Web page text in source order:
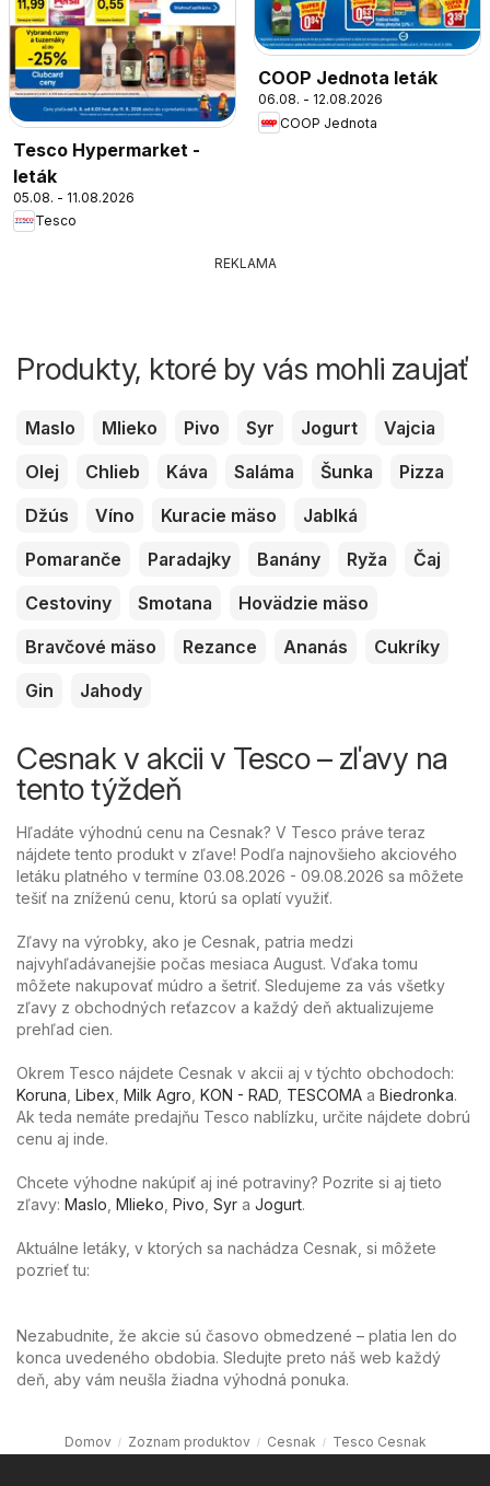
Tesco Hypermarket -
leták
05.08. - 11.08.2026
Tesco
COOP Jednota leták
06.08. - 12.08.2026
COOP Jednota
REKLAMA
Produkty, ktoré by vás mohli zaujať
Maslo Mlieko Pivo Syr Jogurt
Vajcia
Olej
Chlieb Káva Saláma Šunka
Pizza
Džús
Víno Kuracie mäso
Jablká
Pomaranče
Paradajky Banány Ryža
Čaj
Cestoviny
Smotana
Hovädzie mäso
Bravčové mäso
Rezance Ananás
Cukríky
Gin
Jahody
Cesnak v akcii v Tesco – zľavy na
tento týždeň
Hľadáte výhodnú cenu na Cesnak? V Tesco práve teraz
nájdete tento produkt v zľave! Podľa najnovšieho akciového
letáku platného v termíne 03.08.2026 - 09.08.2026 sa môžete
tešiť na zníženú cenu, ktorú sa oplatí využiť.
Zľavy na výrobky, ako je Cesnak, patria medzi
najvyhľadávanejšie počas mesiaca August. Vďaka tomu
môžete nakupovať múdro a šetriť. Sledujeme za vás všetky
zľavy z obchodných reťazcov a každý deň aktualizujeme
prehľad cien.
Okrem Tesco nájdete Cesnak v akcii aj v týchto obchodoch:
Koruna Libex Milk Agro KON - RAD TESCOMA a Biedronka.
Ak teda nemáte predajňu Tesco nablízku, určite nájdete dobrú
cenu aj inde.
Chcete výhodne nakúpiť aj iné potraviny? Pozrite si aj tieto
zľavy: Maslo Mlieko Pivo Syr a Jogurt.
Aktuálne letáky, v ktorých sa nachádza Cesnak, si môžete
pozrieť tu:
Nezabudnite, že akcie sú časovo obmedzené – platia len do
konca uvedeného obdobia. Sledujte preto náš web každý
deň, aby vám neušla žiadna výhodná ponuka.
Domov Zoznam produktov Cesnak Tesco Cesnak